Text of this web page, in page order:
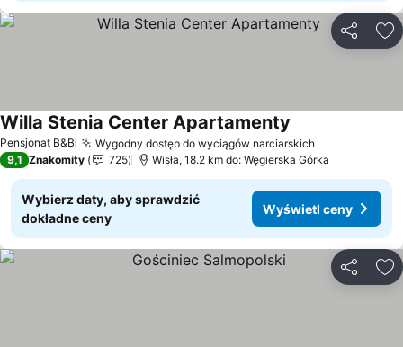
Pensjonat B&B Wygodny dostęp do wyciągów narciarskichWyświetl
Willa Stenia Center Apartamenty
9,1 Znakomity 725 Wisła, 18.2 km do: Węgierska Górka
Wybierz daty, aby sprawdzić
dokładne ceny
Wyświetl ceny